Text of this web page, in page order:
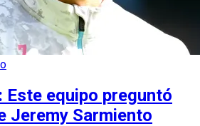
Este equipo preguntó
Jeremy Sarmiento